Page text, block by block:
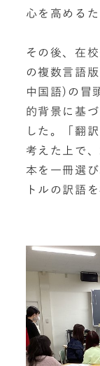
心を高める
その後、在
の複数言語
中国語)の冒
的背景に基
した。「翻
考えた上で
本を一冊選
トルの訳語